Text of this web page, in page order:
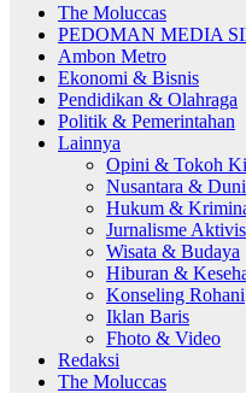
The Moluccas
PEDOMAN MEDIA
Ambon Metro
Ekonomi & Bisnis
Pendidikan & Olahraga
Politik & Pemerintahan
Lainnya
Opini & Tokoh
Nusantara &
Hukum &
Jurnalisme Aktivis
Wisata & Budaya
Hiburan &
Konseling Rohani
Iklan Baris
Fhoto & Video
Redaksi
The Moluccas